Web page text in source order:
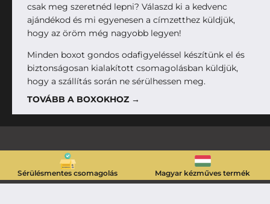
csak meg szeretnéd lepni? Válaszd ki a kedvenc
ajándékod és mi egyenesen a címzetthez küldjük,
hogy az öröm még nagyobb legyen!
Minden boxot gondos odafigyeléssel készítünk el és
biztonságosan kialakított csomagolásban küldjük,
hogy a szállítás során ne sérülhessen meg.
TOVÁBB A BOXOKHOZ →
Sérülésmentes csomagolás Magyar kézműves termék